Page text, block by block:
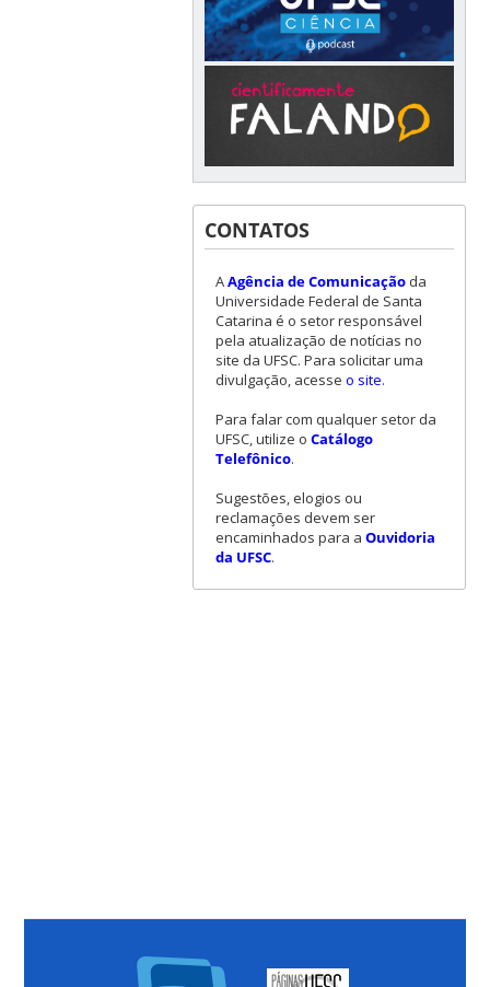
CONTATOS
AAgência de Comunicaçãoda
Universidade Federal de Santa
Catarina é o setor responsável
pela atualização de notícias no
site da UFSC. Para solicitar uma
divulgação, acesse o site.
Para falar com qualquer setor da
UFSC, utilize o Catálogo
Telefônico.
Sugestões, elogios ou
reclamações devem ser
encaminhados para a Ouvidoria
da UFSC.